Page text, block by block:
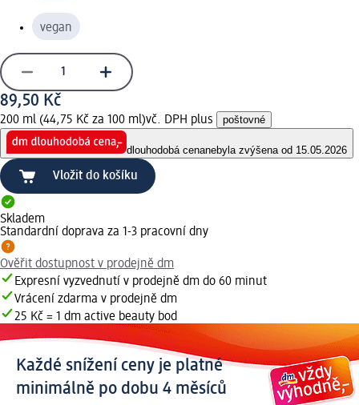
vegan
89,50 Kč
200 ml (44,75 Kč za 100 ml)vč. DPH plus poštovné
dlouhodobá cenanebyla zvýšena od 15.05.2026
Vložit do košíku
Skladem
Standardní doprava za 1-3 pracovní dny
Ověřit dostupnost v prodejně dm
Expresní vyzvednutí v prodejně dm do 60 minut
Vrácení zdarma v prodejně dm
25 Kč = 1 dm active beauty bod
Každé snížení ceny je platné
minimálně po dobu 4 měsíců